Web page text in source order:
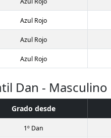
Azul Rojo
Azul Rojo
Azul Rojo
Dan - Masculino
Grado desde
1º Dan